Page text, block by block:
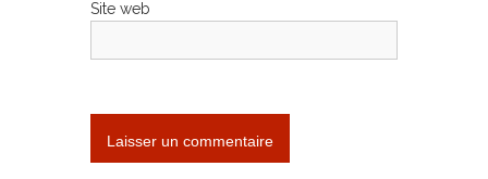
l
e
Site web